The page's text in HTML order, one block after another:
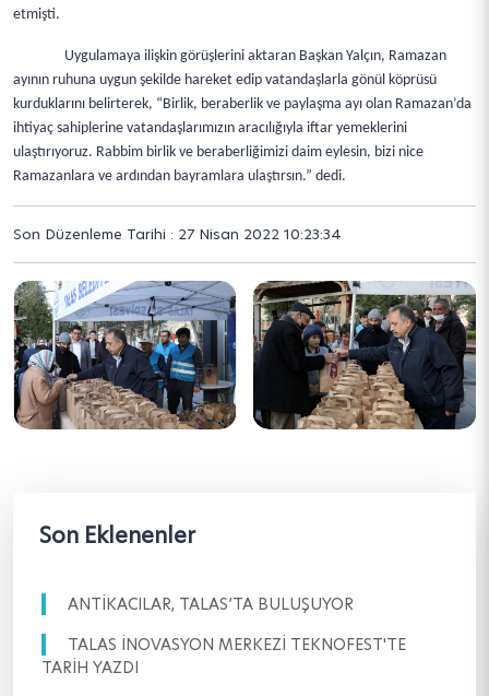
etmişti.
Uygulamaya ilişkin görüşlerini aktaran Başkan Yalçın, Ramazan
ayının ruhuna uygun şekilde hareket edip vatandaşlarla gönül köprüsü
kurduklarını belirterek, “Birlik, beraberlik ve paylaşma ayı olan Ramazan’da
ihtiyaç sahiplerine vatandaşlarımızın aracılığıyla iftar yemeklerini
ulaştırıyoruz. Rabbim birlik ve beraberliğimizi daim eylesin, bizi nice
Ramazanlara ve ardından bayramlara ulaştırsın.” dedi.
Son Düzenleme Tarihi : 27 Nisan 2022 10:23:34
Son Eklenenler
ANTİKACILAR, TALAS’TA BULUŞUYOR
TALAS İNOVASYON MERKEZİ TEKNOFEST'TE
TARİH YAZDI